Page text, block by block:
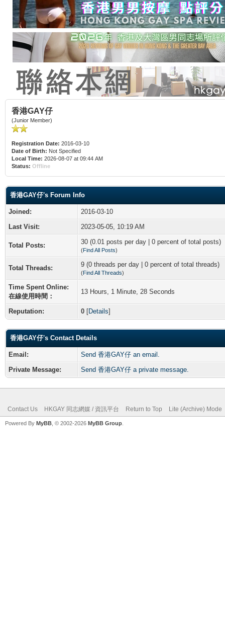
香港GAY仔
(Junior Member)
Registration Date: 2016-03-10
Date of Birth: Not Specified
Local Time: 2026-08-07 at 09:44 AM
Status: Offline
香港GAY仔's Forum Info
Joined:
2016-03-10
Last Visit:
2023-05-05, 10:19 AM
Total Posts: 30 (0.01 posts per day | 0 percent of total posts)
(Find All Posts)
Total Threads: 9 (0 threads per day | 0 percent of total threads)
(Find All Threads)
Time Spent Online:
在線使用時間：
13 Hours, 1 Minute, 28 Seconds
Reputation: 0 [Details]
香港GAY仔's Contact Details
Email:
Send 香港GAY仔 an email.
Private Message:
Send 香港GAY仔 a private message.
Contact Us HKGAY 同志網媒 / 資訊平台 Return to Top Lite (Archive) Mode
Powered By MyBB , © 2002-2026 MyBB Group